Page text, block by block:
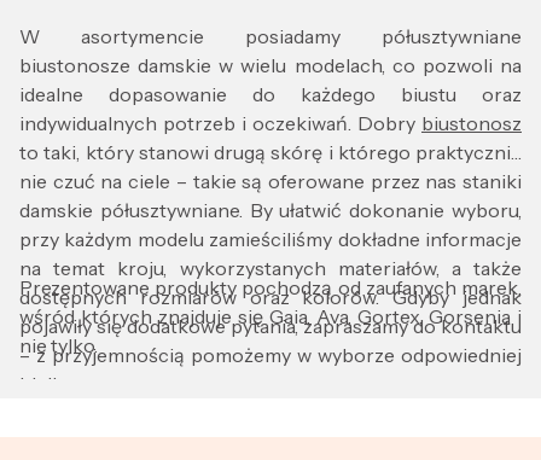
W asortymencie posiadamy półusztywniane
biustonosze damskie w wielu modelach, co pozwoli na
idealne dopasowanie do każdego biustu oraz
indywidualnych potrzeb i oczekiwań. Dobry biustonosz
to taki, który stanowi drugą skórę i którego praktycznie
nie czuć na ciele – takie są oferowane przez nas staniki
damskie półusztywniane. By ułatwić dokonanie wyboru,
przy każdym modelu zamieściliśmy dokładne informacje
na temat kroju, wykorzystanych materiałów, a także
dostępnych rozmiarów oraz kolorów. Gdyby jednak
pojawiły się dodatkowe pytania, zapraszamy do kontaktu
– z przyjemnością pomożemy w wyborze odpowiedniej
bielizny.
Prezentowane produkty pochodzą od zaufanych marek,
wśród których znajduje się Gaia, Ava, Gortex, Gorsenia i
nie tylko.